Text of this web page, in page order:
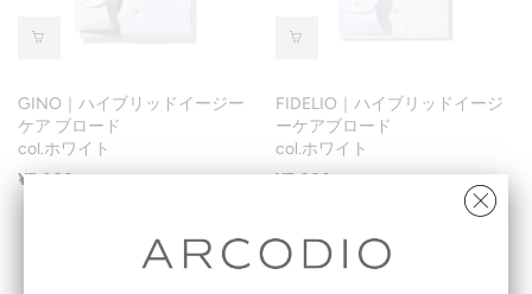
GINO｜ハイブリッドイージー
ケア ブロード
col.ホワイト
¥7,000
FIDELIO｜ハイブリッドイージ
ーケアブロード
col.ホワイト
¥7,000